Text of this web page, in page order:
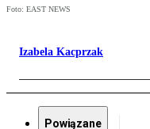
Foto: EAST NEWS
Izabela Kacprzak
Powiązane